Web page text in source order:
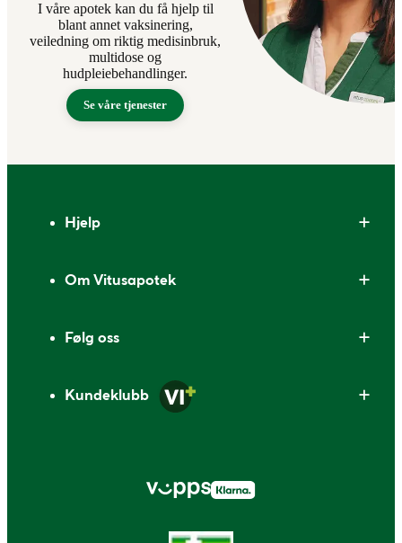
I våre apotek kan du få hjelp til
blant annet vaksinering,
veiledning om riktig medisinbruk,
multidose og
hudpleiebehandlinger.
Se våre tjenester
Hjelp
Om Vitusapotek
Følg oss
Kundeklubb